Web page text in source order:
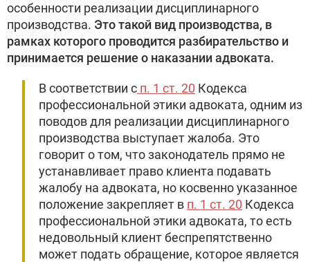
особенности реализации дисциплинарного
производства. Это такой вид производства, в
рамках которого проводится разбирательство и
принимается решение о наказании адвоката.
В соответствии с п. 1 ст. 20 Кодекса
профессиональной этики адвоката, одним из
поводов для реализации дисциплинарного
производства выступает жалоба. Это
говорит о том, что законодатель прямо не
устанавливает право клиента подавать
жалобу на адвоката, но косвенно указанное
положение закрепляет в п. 1 ст. 20 Кодекса
профессиональной этики адвоката, то есть
недовольный клиент беспрепятственно
может подать обращение, которое является